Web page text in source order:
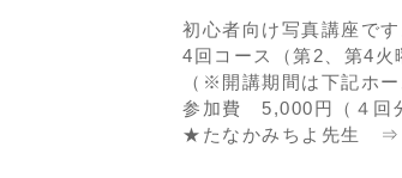
初心者向け写真講座です
4回コース（第2、第4
（※開講期間は下記ホ
参加費 5,000円（４回
★たなかみちよ先生